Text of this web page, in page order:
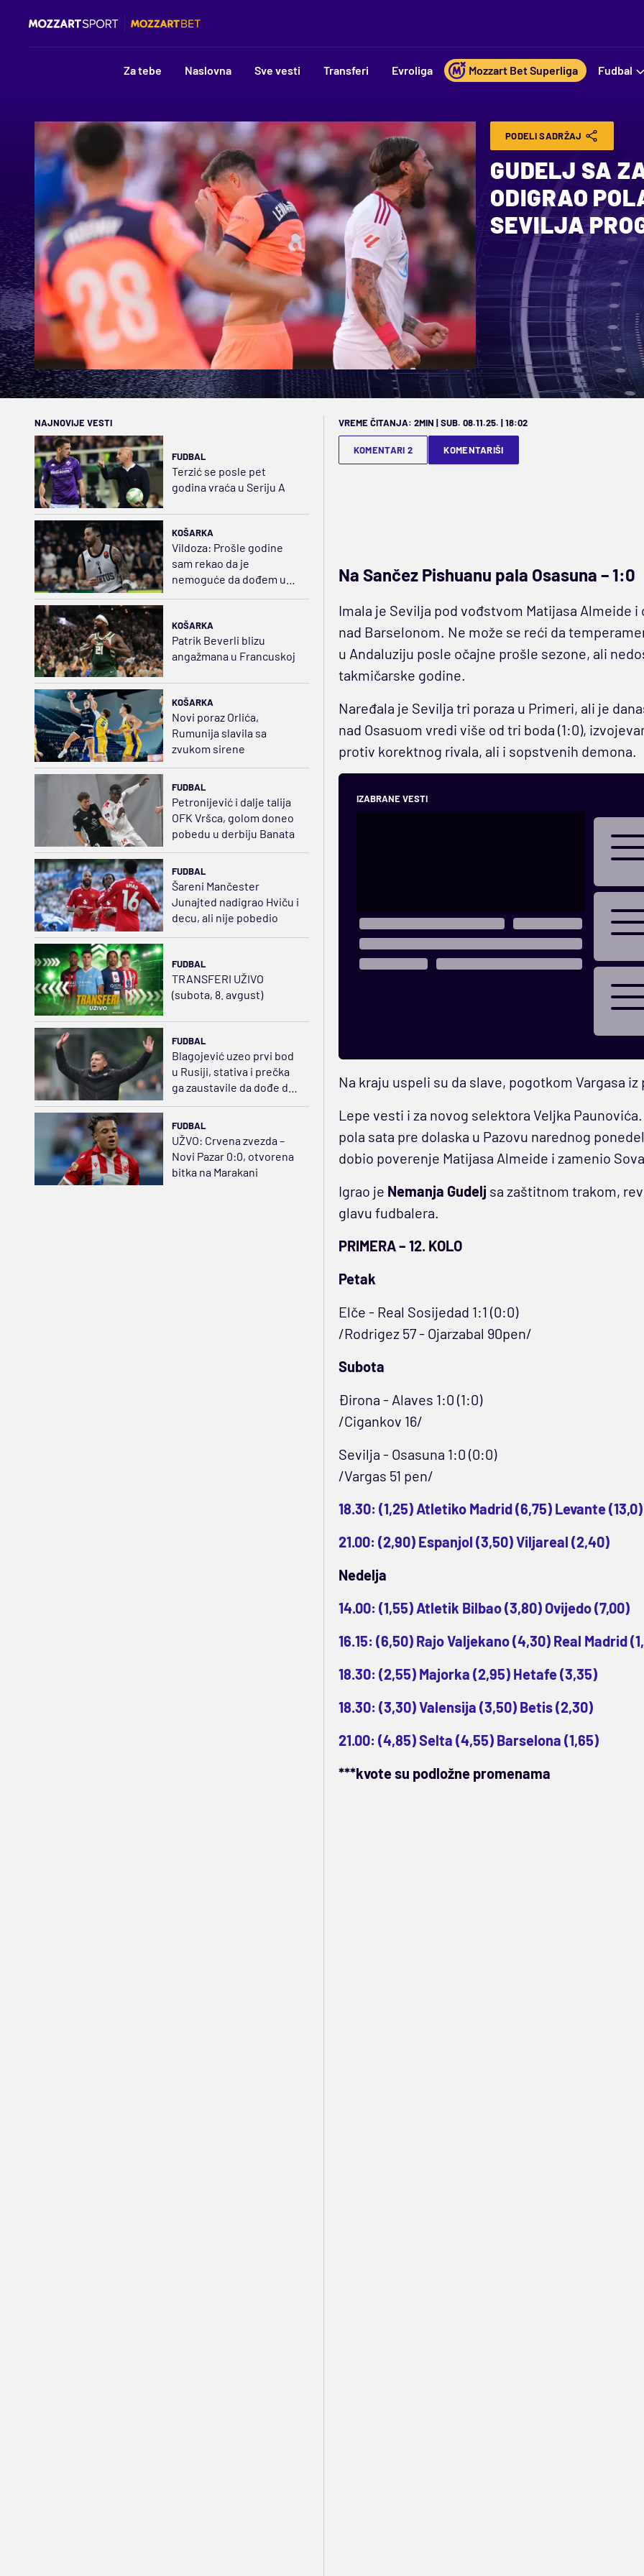
Za tebe Naslovna Sve vesti Transferi Evroliga Mozzart Bet Superliga Fudbal
PODELI SADRŽAJ
GUDELJ SA
ODIGRAO
SEVILJA
NAJNOVIJE VESTI
FUDBAL
Terzić se posle pet
godina vraća u Seriju A
KOŠARKA
Vildoza: Prošle godine
sam rekao da je
nemoguće da dođem u
KOŠARKA
Patrik Beverli blizu
angažmana u Francuskoj
KOŠARKA
Novi poraz Orlića,
Rumunija slavila sa
zvukom sirene
FUDBAL
Petronijević i dalje talija
OFK Vršca, golom doneo
pobedu u derbiju Banata
FUDBAL
Šareni Mančester
Junajted nadigrao Hviču i
decu, ali nije pobedio
FUDBAL
TRANSFERI UŽIVO
(subota, 8. avgust)
FUDBAL
Blagojević uzeo prvi bod
u Rusiji, stativa i prečka
ga zaustavile da dođe do
FUDBAL
UŽVO: Crvena zvezda –
Novi Pazar 0:0, otvorena
bitka na Marakani
VREME ČITANJA: 2MIN | SUB. 08.11.25. | 18:02
KOMENTARI 2 KOMENTARIŠI
Na Sančez Pishuanu pala Osasuna – 1:0
Imala je Sevilja pod vođstvom Matijasa
nad Barselonom. Ne može se reći da
u Andaluziju posle očajne prošle sezone, ali
takmičarske godine.
Naređala je Sevilja tri poraza u Primeri, ali je
nad Osasuom vredi više od tri boda (1:0),
protiv korektnog rivala, ali i sopstvenih demona.
IZABRANE VESTI
Na kraju uspeli su da slave, pogotkom Vargasa
Lepe vesti i za novog selektora Veljka
pola sata pre dolaska u Pazovu narednog
dobio poverenje Matijasa Almeide i zamenio
Igrao je Nemanja Gudelj sa zaštitnom trakom,
glavu fudbalera.
PRIMERA – 12. KOLO
Petak
Elče - Real Sosijedad 1:1 (0:0)
/Rodrigez 57 - Ojarzabal 90pen/
Subota
Đirona - Alaves 1:0 (1:0)
/Cigankov 16/
Sevilja - Osasuna 1:0 (0:0)
/Vargas 51 pen/
18.30: (1,25) Atletiko Madrid (6,75) Levante (13,0)
21.00: (2,90) Espanjol (3,50) Viljareal (2,40)
Nedelja
14.00: (1,55) Atletik Bilbao (3,80) Ovijedo (7,00)
16.15: (6,50) Rajo Valjekano (4,30) Real Madrid
18.30: (2,55) Majorka (2,95) Hetafe (3,35)
18.30: (3,30) Valensija (3,50) Betis (2,30)
21.00: (4,85) Selta (4,55) Barselona (1,65)
***kvote su podložne promenama